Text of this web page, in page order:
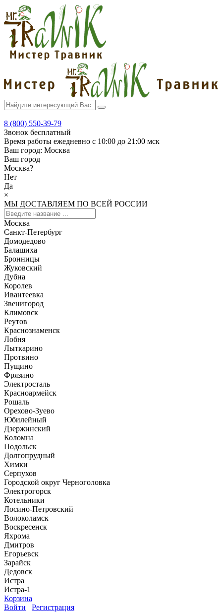
8 (800) 550-39-79
Звонок бесплатный
Время работы ежедневно с 10:00 до 21:00 мск
Ваш город: Москва
Ваш город
Москва?
Нет
Да
×
МЫ ДОСТАВЛЯЕМ ПО ВСЕЙ РОССИИ
Москва
Санкт-Петербург
Домодедово
Балашиха
Бронницы
Жуковский
Дубна
Королев
Ивантеевка
Звенигород
Климовск
Реутов
Краснознаменск
Лобня
Лыткарино
Протвино
Пущино
Фрязино
Электросталь
Красноармейск
Рошаль
Орехово-Зуево
Юбилейный
Дзержинский
Коломна
Подольск
Долгопрудный
Химки
Серпухов
Городской округ Черноголовка
Электрогорск
Котельники
Лосино-Петровский
Волоколамск
Воскресенск
Яхрома
Дмитров
Егорьевск
Зарайск
Дедовск
Истра
Истра-1
Корзина
Войти
Регистрация